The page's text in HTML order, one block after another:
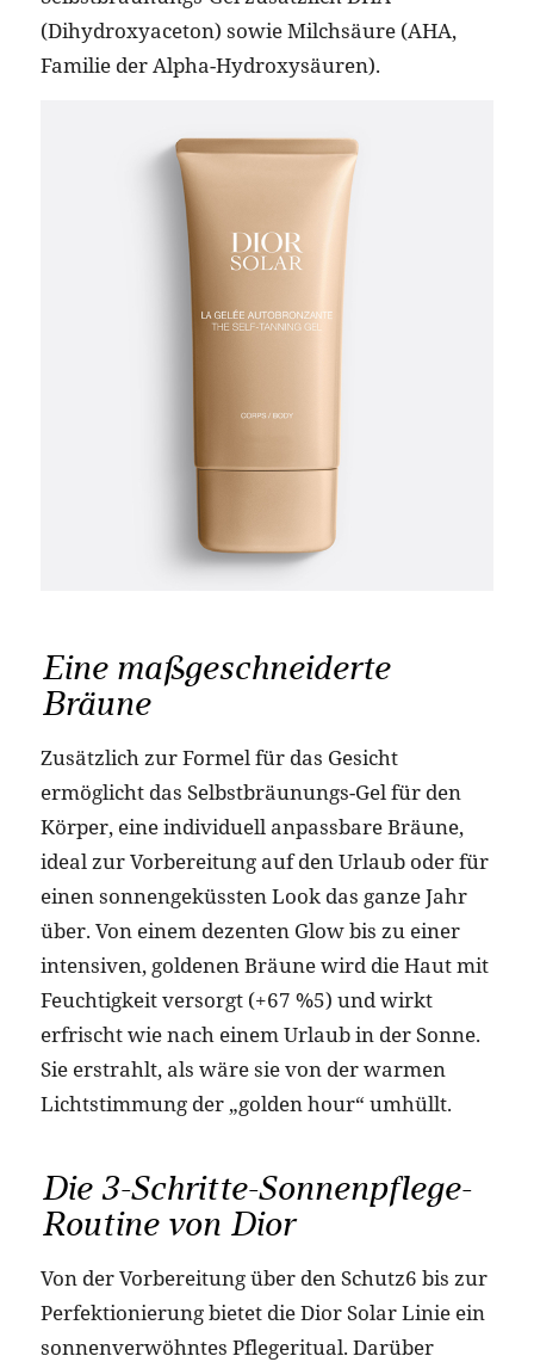
(Dihydroxyaceton) sowie Milchsäure (AHA,
Familie der Alpha-Hydroxysäuren).
Eine maßgeschneiderte
Bräune
Zusätzlich zur Formel für das Gesicht
ermöglicht das Selbstbräunungs-Gel für den
Körper, eine individuell anpassbare Bräune,
ideal zur Vorbereitung auf den Urlaub oder für
einen sonnengeküssten Look das ganze Jahr
über. Von einem dezenten Glow bis zu einer
intensiven, goldenen Bräune wird die Haut mit
Feuchtigkeit versorgt (+67 %5) und wirkt
erfrischt wie nach einem Urlaub in der Sonne.
Sie erstrahlt, als wäre sie von der warmen
Lichtstimmung der „golden hour“ umhüllt.
Die 3-Schritte-Sonnenpflege-
Routine von Dior
Von der Vorbereitung über den Schutz6 bis zur
Perfektionierung bietet die Dior Solar Linie ein
sonnenverwöhntes Pflegeritual. Darüber